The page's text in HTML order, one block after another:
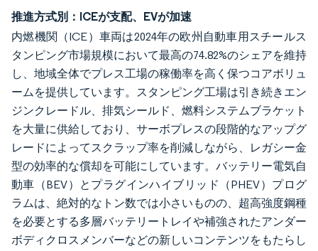
推進方式別：ICEが支配、EVが加速
内燃機関（ICE）車両は2024年の欧州自動車用スチールス
タンピング市場規模において最高の74.82%のシェアを維持
し、地域全体でプレス工場の稼働率を高く保つコアボリュ
ームを提供しています。スタンピング工場は引き続きエン
ジンクレードル、排気シールド、燃料システムブラケット
を大量に供給しており、サーボプレスの段階的なアップグ
レードによってスクラップ率を削減しながら、レガシー金
型の効率的な償却を可能にしています。バッテリー電気自
動車（BEV）とプラグインハイブリッド（PHEV）プログ
ラムは、絶対的なトン数では小さいものの、超高強度鋼種
を必要とする多層バッテリートレイや補強されたアンダー
ボディクロスメンバーなどの新しいコンテンツをもたらし